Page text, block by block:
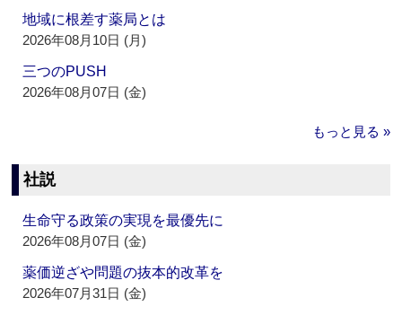
地域に根差す薬局とは
2026年08月10日 (月)
三つのPUSH
2026年08月07日 (金)
もっと見る »
社説
生命守る政策の実現を最優先に
2026年08月07日 (金)
薬価逆ざや問題の抜本的改革を
2026年07月31日 (金)